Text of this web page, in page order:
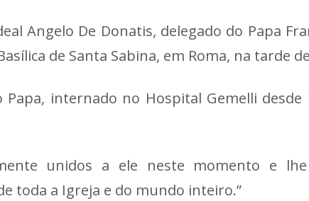
Angelo De Donatis, delegado do Papa
de Santa Sabina, em Roma, na tarde
internado no Hospital Gemelli
unidos a ele neste momento e
toda a Igreja e do mundo inteiro.”